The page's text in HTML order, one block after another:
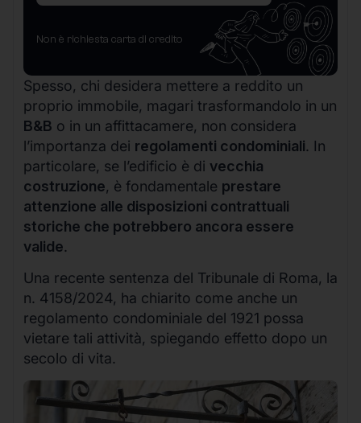
Non è richiesta carta di credito
Spesso, chi desidera mettere a reddito un
proprio immobile, magari trasformandolo in un
B&B o in un affittacamere, non considera
l’importanza dei regolamenti condominiali. In
particolare, se l’edificio è di vecchia
costruzione, è fondamentale prestare
attenzione alle disposizioni contrattuali
storiche che potrebbero ancora essere
valide.
Una recente sentenza del Tribunale di Roma, la
n. 4158/2024, ha chiarito come anche un
regolamento condominiale del 1921 possa
vietare tali attività, spiegando effetto dopo un
secolo di vita.